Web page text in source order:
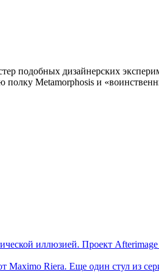
подобных дизайнерских
Metamorphosis и
иллюзией. Проект
Maximo Riera. Еще один стул из